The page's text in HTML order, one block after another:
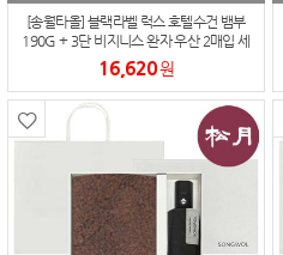
[송월타올] 블랙라벨 럭스 호텔수건 뱀부
190G + 3단 비지니스 완자 우산 2매입 세
트
16,620원